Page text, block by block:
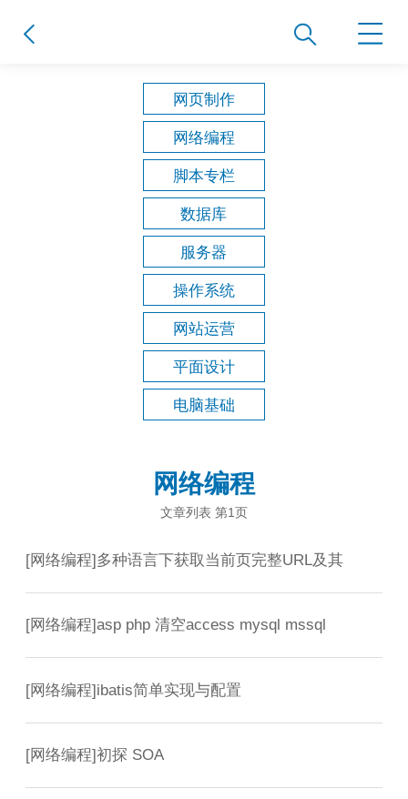
网页制作
网络编程
脚本专栏
数据库
服务器
操作系统
网站运营
平面设计
电脑基础
网络编程
文章列表 第1页
[网络编程]多种语言下获取当前页完整URL及其
[网络编程]asp php 清空access mysql mssql
[网络编程]ibatis简单实现与配置
[网络编程]初探 SOA